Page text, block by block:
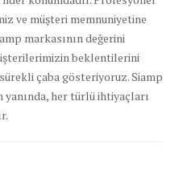
ve müşteri memnuniyetine
markasının değerini
beklentilerini
çaba gösteriyoruz. Siamp
her türlü ihtiyaçları